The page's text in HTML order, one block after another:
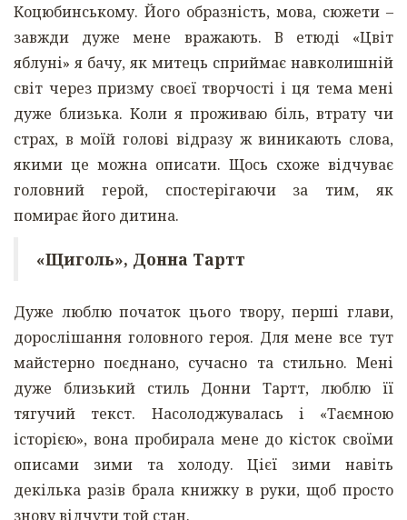
Коцюбинському. Його образність, мова, сюжети –
завжди дуже мене вражають. В етюді «Цвіт
яблуні» я бачу, як митець сприймає навколишній
світ через призму своєї творчості і ця тема мені
дуже близька. Коли я проживаю біль, втрату чи
страх, в моїй голові відразу ж виникають слова,
якими це можна описати. Щось схоже відчуває
головний герой, спостерігаючи за тим, як
помирає його дитина.
«Щиголь», Донна Тартт
Дуже люблю початок цього твору, перші глави,
дорослішання головного героя. Для мене все тут
майстерно поєднано, сучасно та стильно. Мені
дуже близький стиль Донни Тартт, люблю її
тягучий текст. Насолоджувалась і «Таємною
історією», вона пробирала мене до кісток своїми
описами зими та холоду. Цієї зими навіть
декілька разів брала книжку в руки, щоб просто
знову відчути той стан.